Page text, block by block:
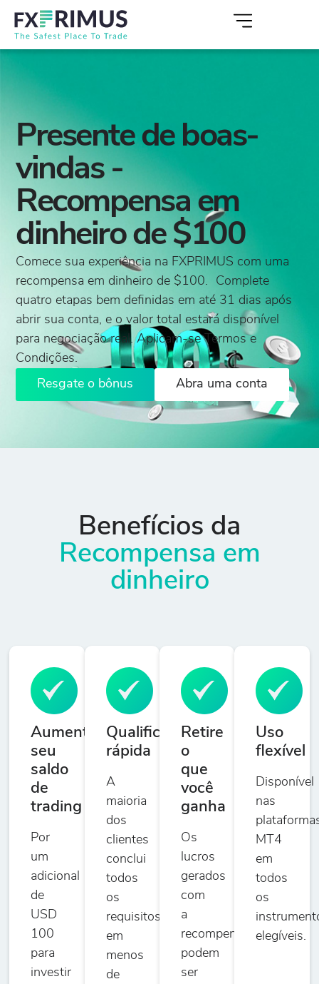
Presente de boas-
vindas -
Recompensa em
dinheiro de $100
Comece sua experiência na FXPRIMUS com uma
recompensa em dinheiro de $100. Complete
quatro etapas bem definidas em até 31 dias após
abrir sua conta, e o valor total estará disponível
para negociação real. Aplicam-se Termos e
Condições.
Resgate o bônus
Abra uma conta
Benefícios da
Recompensa em
dinheiro
Aumente
seu
saldo
de
trading
Por
um
adicional
de
USD
100
para
investir
Qualificação
rápida
A
maioria
dos
clientes
conclui
todos
os
requisitos
em
menos
de
Retire
o
que
você
ganha
Os
lucros
gerados
com
a
recompensa
podem
ser
Uso
flexível
Disponível
nas
MT4
em
todos
os
elegíveis.